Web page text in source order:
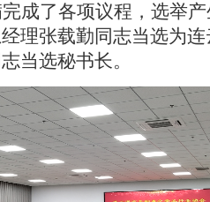
成了各项议程，选举
理张载勤同志当选为
当选秘书长。